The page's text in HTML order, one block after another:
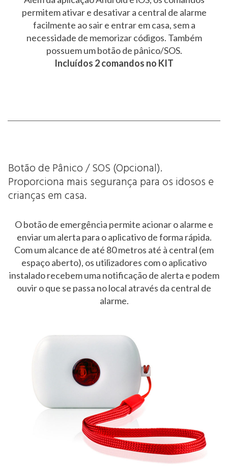
permitem ativar e desativar a central de alarme
facilmente ao sair e entrar em casa, sem a
necessidade de memorizar códigos. Também
possuem um botão de pânico/SOS.
Incluídos 2 comandos no KIT
Botão de Pânico / SOS (Opcional).
Proporciona mais segurança para os idosos e
crianças em casa.
O botão de emergência permite acionar o alarme e
enviar um alerta para o aplicativo de forma rápida.
Com um alcance de até 80 metros até à central (em
espaço aberto), os utilizadores com o aplicativo
instalado recebem uma notificação de alerta e podem
ouvir o que se passa no local através da central de
alarme.